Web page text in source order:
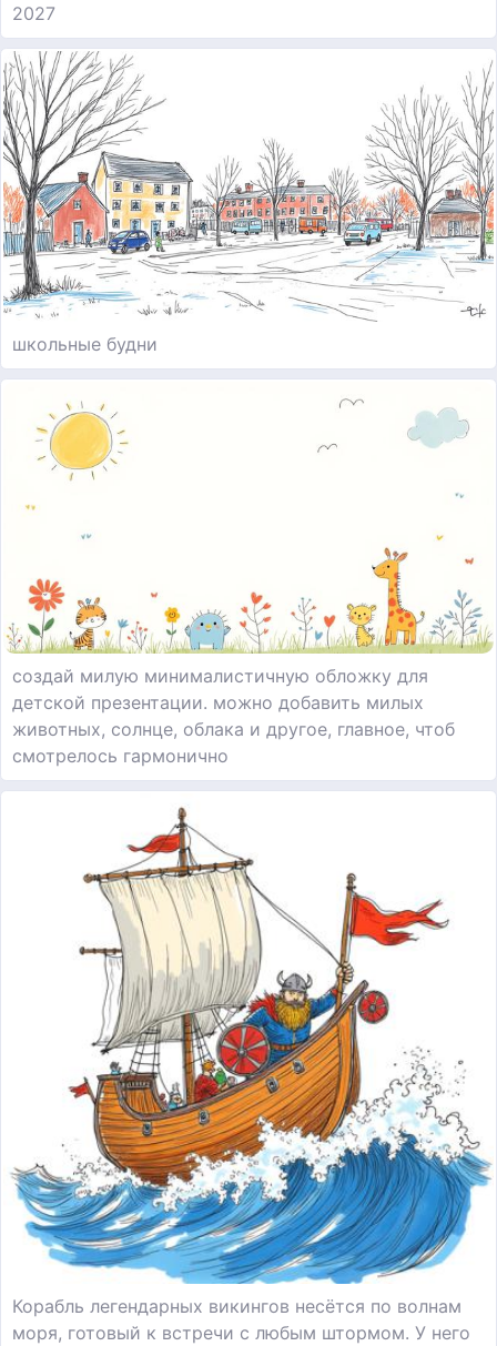
2027
школьные будни
создай милую минималистичную обложку для
детской презентации. можно добавить милых
животных, солнце, облака и другое, главное, чтоб
смотрелось гармонично
Корабль легендарных викингов несётся по волнам
моря, готовый к встречи с любым штормом. У него